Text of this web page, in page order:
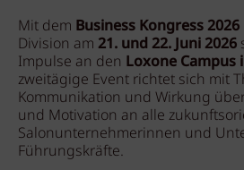
Mit dem Business Kongress 2026
Division am 21. und 22. Juni 2026
Impulse an den Loxone Campus
zweitägige Event richtet sich mit
Kommunikation und Wirkung
und Motivation an alle
Salonunternehmerinnen und
Führungskräfte.